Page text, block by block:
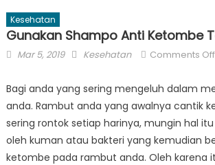
Kesehatan
Gunakan Shampo Anti Ketombe
Posted
Mar 5, 2019 Author
Kesehatan Comments Off
Bagi anda yang sering mengeluh dalam
anda. Rambut anda yang awalnya cantik
sering rontok setiap harinya, mungin hal
oleh kuman atau bakteri yang kemudian
ketombe pada rambut anda. Oleh karena